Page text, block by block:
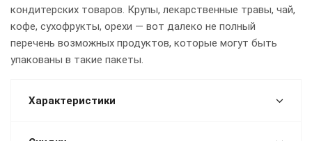
кондитерских товаров. Крупы, лекарственные травы, чай,
кофе, сухофрукты, орехи — вот далеко не полный
перечень возможных продуктов, которые могут быть
упакованы в такие пакеты.
Характеристики